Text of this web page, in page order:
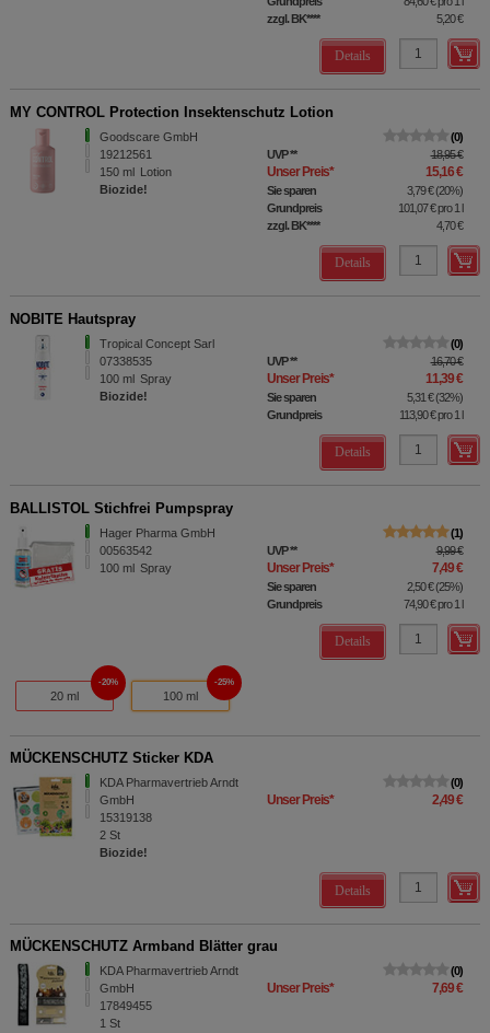
zzgl. BK**** 5,20 €
Details
MY CONTROL Protection Insektenschutz Lotion
Goodscare GmbH
19212561
150 ml Lotion
Biozide!
0
UVP** 18,95 €
Unser Preis* 15,16 €
Sie sparen 3,79 €(20%)
Grundpreis
101,07 €pro 1 l
zzgl. BK**** 4,70 €
Details
NOBITE Hautspray
Tropical Concept Sarl
07338535
100 ml Spray
Biozide!
0
UVP** 16,70 €
Unser Preis* 11,39 €
Sie sparen 5,31 €(32%)
Grundpreis
113,90 €pro 1 l
Details
BALLISTOL Stichfrei Pumpspray
Hager Pharma GmbH
00563542
100 ml Spray
1
UVP** 9,99 €
Unser Preis* 7,49 €
Sie sparen 2,50 €(25%)
Grundpreis
74,90 €pro 1 l
Details
20 ml
20%
100 ml
25%
MÜCKENSCHUTZ Sticker KDA
KDA Pharmavertrieb Arndt
GmbH
15319138
2 St
Biozide!
0
Unser Preis* 2,49 €
Details
MÜCKENSCHUTZ Armband Blätter grau
KDA Pharmavertrieb Arndt
GmbH
17849455
1 St
0
Unser Preis* 7,69 €